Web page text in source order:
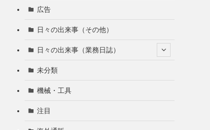
広告
日々の出来事（その他）
日々の出来事（業務日誌）
未分類
機械・工具
注目